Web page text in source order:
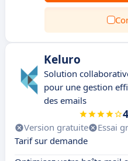
Keluro
Solution
pour une gestion
des emails
Version gratuite Essai
Tarif sur demande